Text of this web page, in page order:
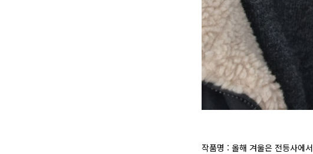
작품명 : 올해 겨울은 전등사에서